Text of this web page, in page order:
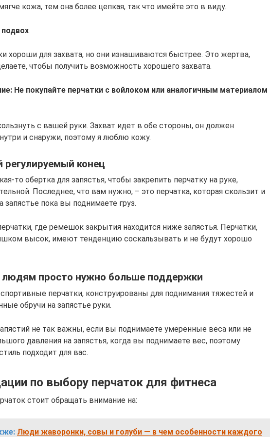
кожа, тем она более цепкая, так что имейте это в виду.
хороши для захвата, но они изнашиваются быстрее. Это жертва,
чтобы получить возможность хорошего захвата.
Не покупайте перчатки с войлоком или аналогичным материалом
с вашей руки. Захват идет в обе стороны, он должен
и снаружи, поэтому я люблю кожу.
регулируемый конец
то обертка для запястья, чтобы закрепить перчатку на руке,
Последнее, что вам нужно, – это перчатка, которая скользит и
запястье пока вы поднимаете груз.
где ремешок закрытия находится ниже запястья. Перчатки,
высок, имеют тенденцию соскальзывать и не будут хорошо
просто нужно больше поддержки
перчатки, конструированы для поднимания тяжестей и
обручи на запястье руки.
не так важны, если вы поднимаете умеренные веса или не
давления на запястья, когда вы поднимаете вес, поэтому
подходит для вас.
по выбору перчаток для фитнеса
стоит обращать внимание на:
Люди жаворонки, совы и голуби — в чем особенности каждого